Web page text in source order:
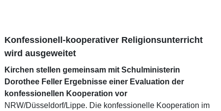
Konfessionell-kooperativer Religionsunterricht
wird ausgeweitet
Kirchen stellen gemeinsam mit Schulministerin
Dorothee Feller Ergebnisse einer Evaluation der
konfessionellen Kooperation vor
NRW/Düsseldorf/Lippe. Die konfessionelle Kooperation im